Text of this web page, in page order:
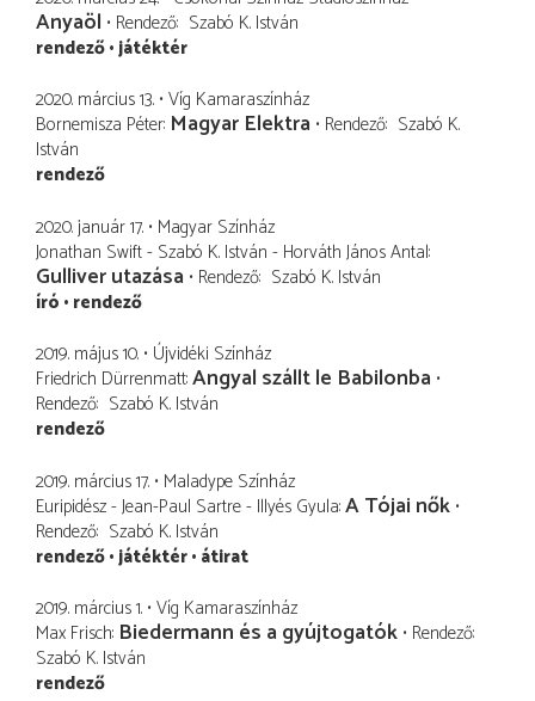
Anyaöl Rendező Szabó K. István
rendező játéktér
2020. március 13. Víg Kamaraszínház
Bornemisza Péter Magyar Elektra Rendező Szabó K.
István
rendező
2020. január 17. Magyar Színház
Jonathan Swift - Szabó K. István - Horváth János Antal
Gulliver utazása Rendező Szabó K. István
író rendező
2019. május 10. Újvidéki Színház
Friedrich Dürrenmatt Angyal szállt le Babilonba
Rendező Szabó K. István
rendező
2019. március 17. Maladype Színház
Euripidész - Jean-Paul Sartre - Illyés Gyula A Tójai nők
Rendező Szabó K. István
rendező játéktér átirat
2019. március 1. Víg Kamaraszínház
Max Frisch Biedermann és a gyújtogatók Rendező
Szabó K. István
rendező